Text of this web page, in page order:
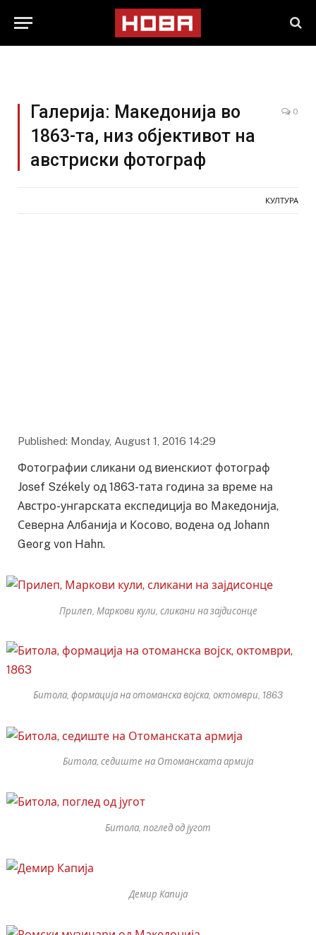
Галерија: Македонија во
1863-та, низ објективот на
австриски фотограф
0
КУЛТУРА
Published: Monday, August 1, 2016 14:29
Фотографии сликани од виенскиот фотограф
Josef Székely од 1863-тата година за време на
Австро-унгарската експедиција во Македонија,
Северна Албанија и Косово, водена од Johann
Georg von Hahn.
Прилеп, Маркови кули, сликани на зајдисонце
Битола, формација на отоманска војска, октомври, 1863
Битола, седиште на Отоманската армија
Битола, поглед од југот
Демир Капија